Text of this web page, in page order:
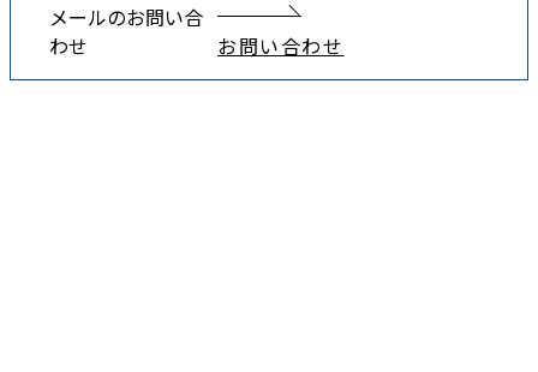
メールのお問い合
わせ
お問い合わせ